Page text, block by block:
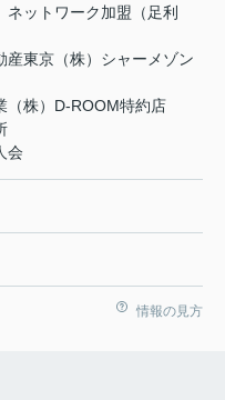
ットワーク加盟（足利
東京（株）シャーメゾン
株）D-ROOM特約店
会
情報の見方